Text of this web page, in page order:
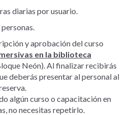
diarias por usuario.
y aprobación del curso
en la biblioteca
Neón). Al finalizar recibirás
deberás presentar al personal al
algún curso o capacitación en
no necesitas repetirlo.